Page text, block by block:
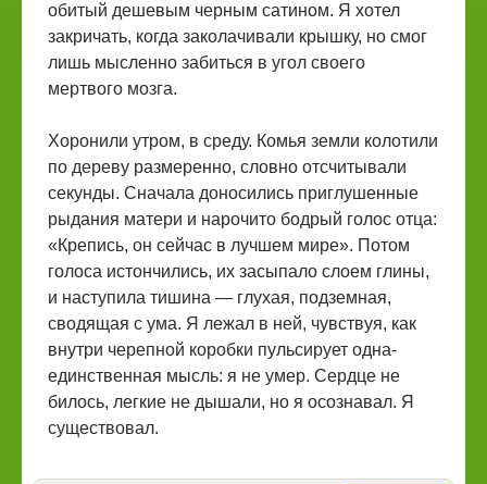
обитый дешевым черным сатином. Я хотел
закричать, когда заколачивали крышку, но смог
лишь мысленно забиться в угол своего
мертвого мозга.
Хоронили утром, в среду. Комья земли колотили
по дереву размеренно, словно отсчитывали
секунды. Сначала доносились приглушенные
рыдания матери и нарочито бодрый голос отца:
«Крепись, он сейчас в лучшем мире». Потом
голоса истончились, их засыпало слоем глины,
и наступила тишина — глухая, подземная,
сводящая с ума. Я лежал в ней, чувствуя, как
внутри черепной коробки пульсирует одна-
единственная мысль: я не умер. Сердце не
билось, легкие не дышали, но я осознавал. Я
существовал.